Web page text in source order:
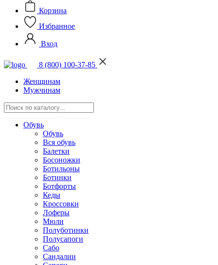
Корзина
Избранное
Вход
8 (800) 100-37-85
Женщинам
Мужчинам
Обувь
Обувь
Вся обувь
Балетки
Босоножки
Ботильоны
Ботинки
Ботфорты
Кеды
Кроссовки
Лоферы
Мюли
Полуботинки
Полусапоги
Сабо
Сандалии